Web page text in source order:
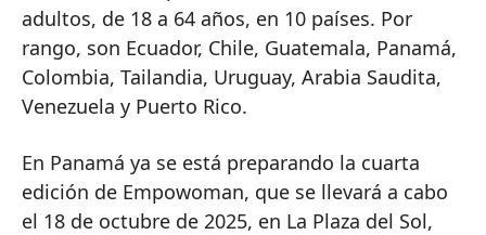
adultos, de 18 a 64 años, en 10 países. Por
rango, son Ecuador, Chile, Guatemala, Panamá,
Colombia, Tailandia, Uruguay, Arabia Saudita,
Venezuela y Puerto Rico.
En Panamá ya se está preparando la cuarta
edición de Empowoman, que se llevará a cabo
el 18 de octubre de 2025, en La Plaza del Sol,